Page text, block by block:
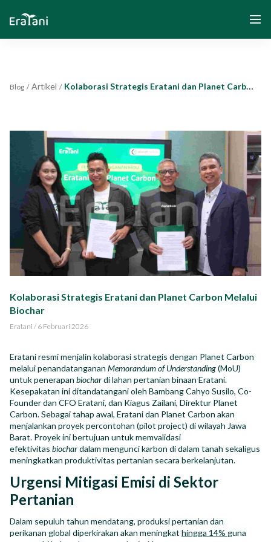
Tentang Kami
Solusi
Komunitas dan Program
Yayasan Segenggam Beras
Media
ID EN
Blog / Artikel / Kolaborasi Strategis Eratani dan Planet Carbon Melalui Biochar
Kolaborasi Strategis Eratani dan Planet Carbon Melalui
Biochar
Eratani / 6 Februari 2026
Eratani resmi menjalin kolaborasi strategis dengan Planet Carbon
melalui penandatanganan Memorandum of Understanding(MoU)
untuk penerapan biochardi lahan pertanian binaan Eratani.
Kesepakatan ini ditandatangani oleh Bambang Cahyo Susilo, Co-
Founder dan CFO Eratani, dan Kiagus Zailani, Direktur Planet
Carbon. Sebagai tahap awal, Eratani dan Planet Carbon akan
menjalankan proyek percontohan (pilot project) di wilayah Jawa
Barat. Proyek ini bertujuan untuk memvalidasi
efektivitas biochardalam mengunci karbon di dalam tanah sekaligus
meningkatkan produktivitas pertanian secara berkelanjutan.
Urgensi Mitigasi Emisi di Sektor
Pertanian
Dalam sepuluh tahun mendatang, produksi pertanian dan
perikanan global diperkirakan akan meningkat hingga 14% guna